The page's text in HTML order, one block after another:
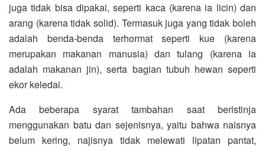
juga tidak bisa dipakai, seperti kaca (karena ia licin) dan
arang (karena tidak solid). Termasuk juga yang tidak boleh
adalah benda-benda terhormat seperti kue (karena
merupakan makanan manusia) dan tulang (karena ia
adalah makanan jin), serta bagian tubuh hewan seperti
ekor keledai.
Ada beberapa syarat tambahan saat beristinja
menggunakan batu dan sejenisnya, yaitu bahwa naisnya
belum kering, najisnya tidak melewati lipatan pantat,